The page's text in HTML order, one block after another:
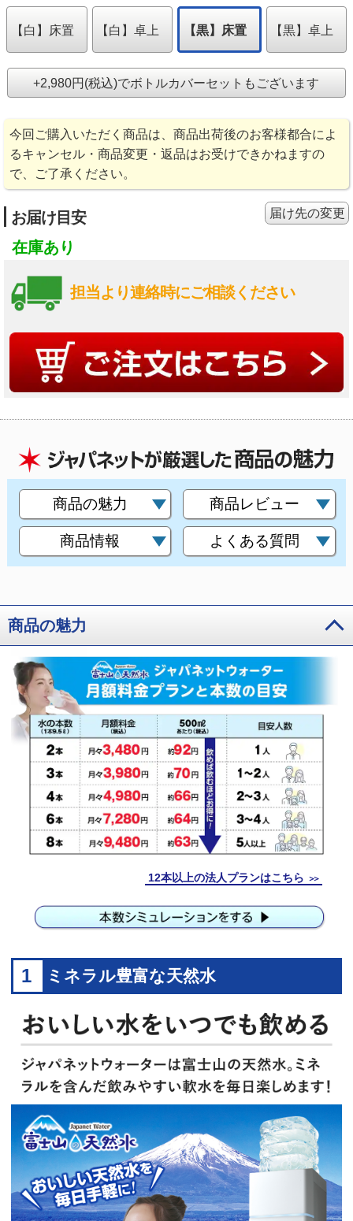
【白】床置 【白】卓上 【黒】床置 【黒】卓上
+2,980円(税込)でボトルカバーセットもございます
今回ご購入いただく商品は、商品出荷後のお客様都合によ
るキャンセル・商品変更・返品はお受けできかねますの
で、ご了承ください。
お届け目安
在庫あり
担当より連絡時にご相談ください
届け先の変更
商品の魅力 商品レビュー
商品情報 よくある質問
商品の魅力
12本以上の法人プランはこちら ＞＞
1 ミネラル豊富な天然水